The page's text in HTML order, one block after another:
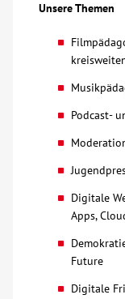
Unsere Themen
Podcast-
Digitale
Apps,
Future
Digitale